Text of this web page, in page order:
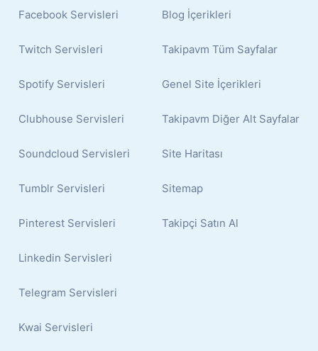
Facebook Servisleri
Twitch Servisleri
Spotify Servisleri
Clubhouse Servisleri
Soundcloud Servisleri
Tumblr Servisleri
Pinterest Servisleri
Linkedin Servisleri
Telegram Servisleri
Kwai Servisleri
Blog İçerikleri
Takipavm Tüm Sayfalar
Genel Site İçerikleri
Takipavm Diğer Alt Sayfalar
Site Haritası
Sitemap
Takipçi Satın Al